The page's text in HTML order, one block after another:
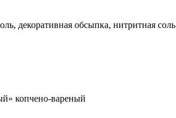
декоративная обсыпка, нитритная соль
копчено-вареный